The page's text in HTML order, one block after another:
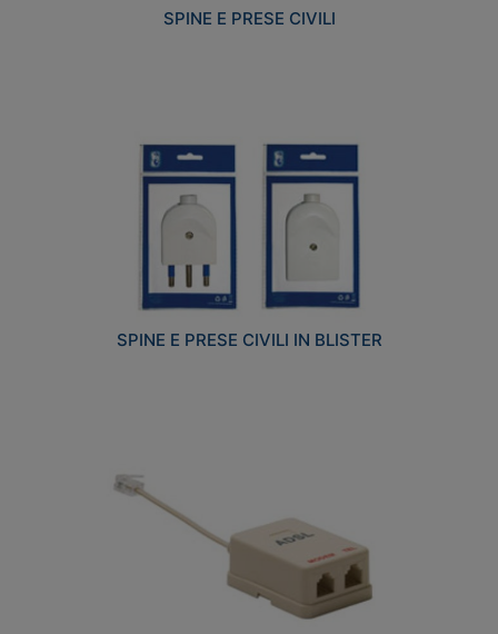
SPINE E PRESE CIVILI
SPINE E PRESE CIVILI IN BLISTER